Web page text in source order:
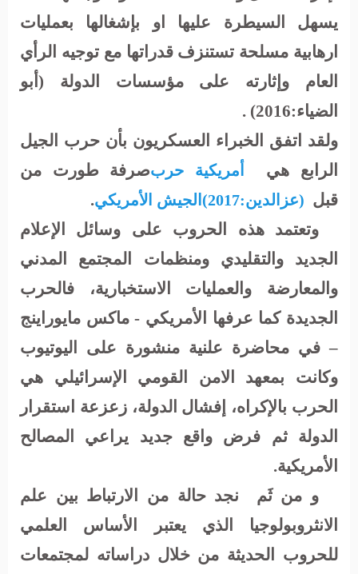
يسهل السيطرة عليها او بإشغالها بعمليات
ارهابية مسلحة تستنزف قدراتها مع توجيه الرأي
العام وإثارته على مؤسسات الدولة (أبو
الضياء:2016) .
ولقد اتفق الخبراء العسكريون بأن حرب الجيل
الرابع هي
حرب أمريكية
صرفة طورت من
قبل
الجيش الأمريكي (عزالدين:2017)
.
وتعتمد هذه الحروب على وسائل الإعلام
الجديد والتقليدي ومنظمات المجتمع المدني
والمعارضة والعمليات الاستخبارية، فالحرب
الجديدة كما عرفها الأمريكي - ماكس مايوراينج
– في محاضرة علنية منشورة على اليوتيوب
وكانت بمعهد الامن القومي الإسرائيلي هي
الحرب بالإكراه، إفشال الدولة، زعزعة استقرار
الدولة ثم فرض واقع جديد يراعي المصالح
الأمريكية.
و من ثَم
نجد حالة من الارتباط بين علم
الانثروبولوجيا الذي يعتبر الأساس العلمي
للحروب الحديثة من خلال دراساته لمجتمعات